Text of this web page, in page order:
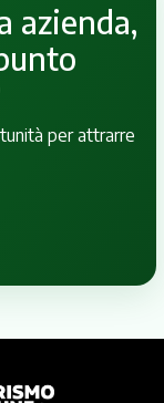
azienda,
per attrarre